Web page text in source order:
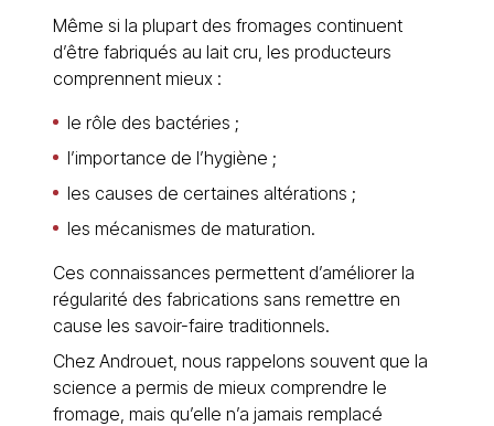
Même si la plupart des fromages continuent
d’être fabriqués au lait cru, les producteurs
comprennent mieux :
le rôle des bactéries ;
l’importance de l’hygiène ;
les causes de certaines altérations ;
les mécanismes de maturation.
Ces connaissances permettent d’améliorer la
régularité des fabrications sans remettre en
cause les savoir-faire traditionnels.
Chez Androuet, nous rappelons souvent que la
science a permis de mieux comprendre le
fromage, mais qu’elle n’a jamais remplacé